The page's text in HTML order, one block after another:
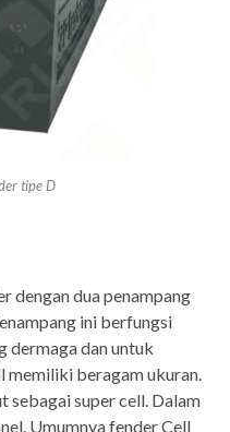
tipe D
dengan dua penampang
ini berfungsi
dermaga dan untuk
memiliki beragam ukuran.
sebagai super cell. Dalam
Umumnya fender Cell